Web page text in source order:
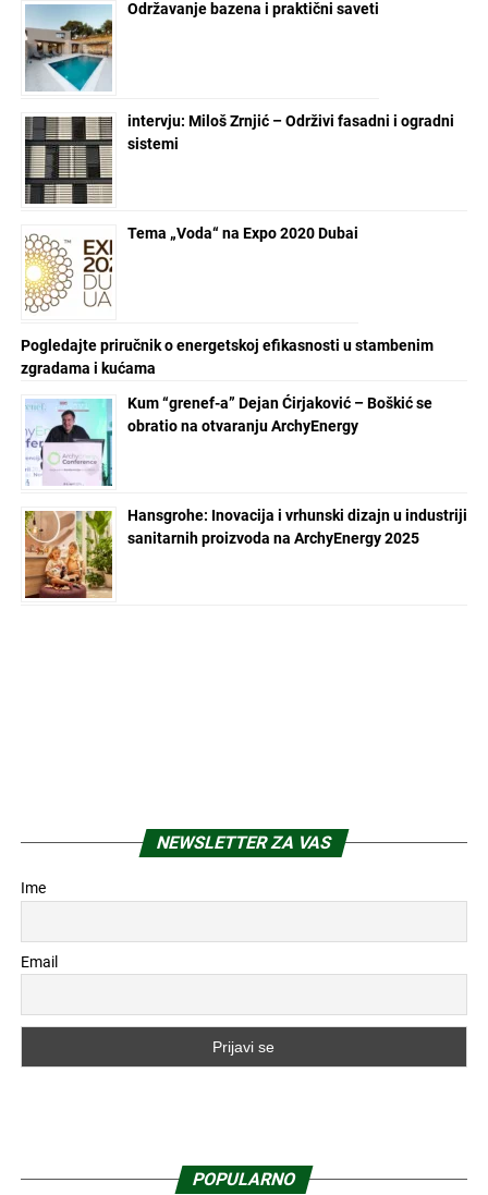
Održavanje bazena i praktični saveti
intervju: Miloš Zrnjić – Održivi fasadni i ogradni
sistemi
Tema „Voda“ na Expo 2020 Dubai
Pogledajte priručnik o energetskoj efikasnosti u stambenim
zgradama i kućama
Kum “grenef-a” Dejan Ćirjaković – Boškić se
obratio na otvaranju ArchyEnergy
Hansgrohe: Inovacija i vrhunski dizajn u industriji
sanitarnih proizvoda na ArchyEnergy 2025
NEWSLETTER ZA VAS
Ime
Email
POPULARNO